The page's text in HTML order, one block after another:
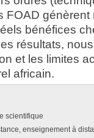
FOAD
bénéfices
résultats,
et les limites
africain.
scientifique
enseignement à